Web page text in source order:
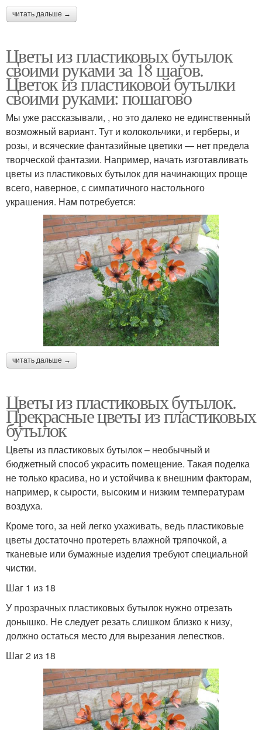
читать дальше →
Цветы из пластиковых бутылок
своими руками за 18 шагов.
Цветок из пластиковой бутылки
своими руками: пошагово
Мы уже рассказывали, , но это далеко не единственный
возможный вариант. Тут и колокольчики, и герберы, и
розы, и всяческие фантазийные цветики — нет предела
творческой фантазии. Например, начать изготавливать
цветы из пластиковых бутылок для начинающих проще
всего, наверное, с симпатичного настольного
украшения. Нам потребуется:
читать дальше →
Цветы из пластиковых бутылок.
Прекрасные цветы из пластиковых
бутылок
Цветы из пластиковых бутылок – необычный и
бюджетный способ украсить помещение. Такая поделка
не только красива, но и устойчива к внешним факторам,
например, к сырости, высоким и низким температурам
воздуха.
Кроме того, за ней легко ухаживать, ведь пластиковые
цветы достаточно протереть влажной тряпочкой, а
тканевые или бумажные изделия требуют специальной
чистки.
Шаг 1 из 18
У прозрачных пластиковых бутылок нужно отрезать
донышко. Не следует резать слишком близко к низу,
должно остаться место для вырезания лепестков.
Шаг 2 из 18